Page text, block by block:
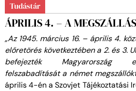
Tudástár
ÁPRILIS 4. – A
„Az 1945. március 16. – április 4.
előretörés következtében a 2. és 3.
befejezték Magyarország
felszabadítását a német
április 4-én a Szovjet Tájékoztatási